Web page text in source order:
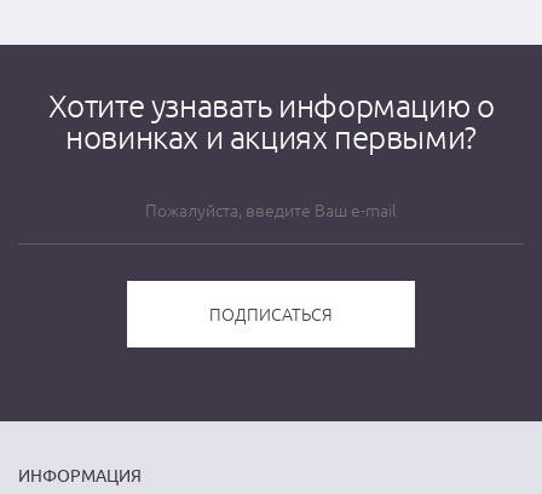
Хотите узнавать информацию о
новинках и акциях первыми?
ИНФОРМАЦИЯ